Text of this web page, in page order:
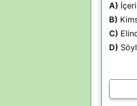
A)
B)
C)
D)